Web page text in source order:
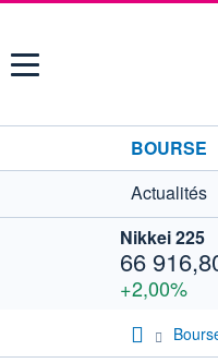
Menu
BOURSE
Actualités
Nikkei 225
66
+2,00%